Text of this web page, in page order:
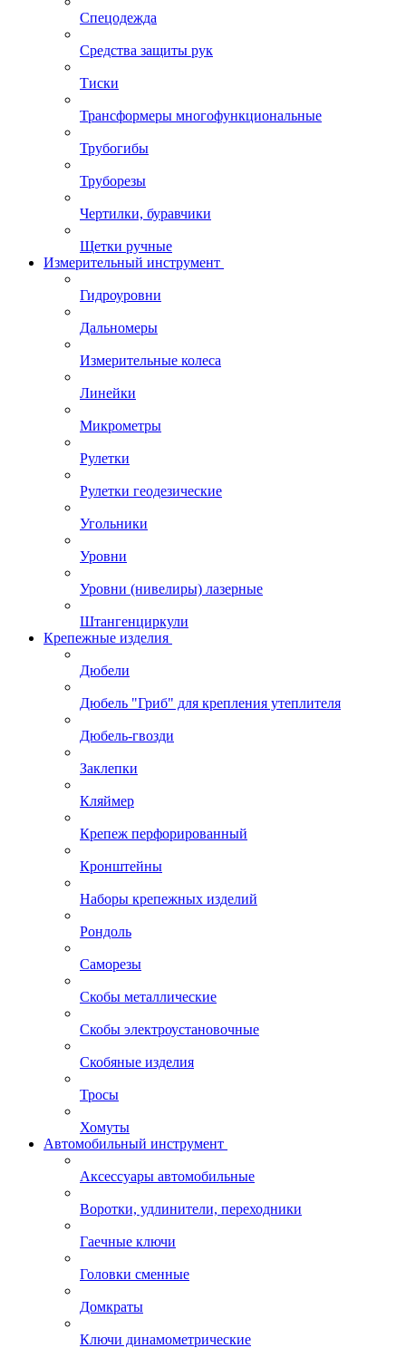
Спецодежда
Средства защиты рук
Тиски
Трансформеры многофункциональные
Трубогибы
Труборезы
Чертилки, буравчики
Щетки ручные
Измерительный инструмент
Гидроуровни
Дальномеры
Измерительные колеса
Линейки
Микрометры
Рулетки
Рулетки геодезические
Угольники
Уровни
Уровни (нивелиры) лазерные
Штангенциркули
Крепежные изделия
Дюбели
Дюбель "Гриб" для крепления утеплителя
Дюбель-гвозди
Заклепки
Кляймер
Крепеж перфорированный
Кронштейны
Наборы крепежных изделий
Рондоль
Саморезы
Скобы металлические
Скобы электроустановочные
Скобяные изделия
Тросы
Хомуты
Автомобильный инструмент
Аксессуары автомобильные
Воротки, удлинители, переходники
Гаечные ключи
Головки сменные
Домкраты
Ключи динамометрические